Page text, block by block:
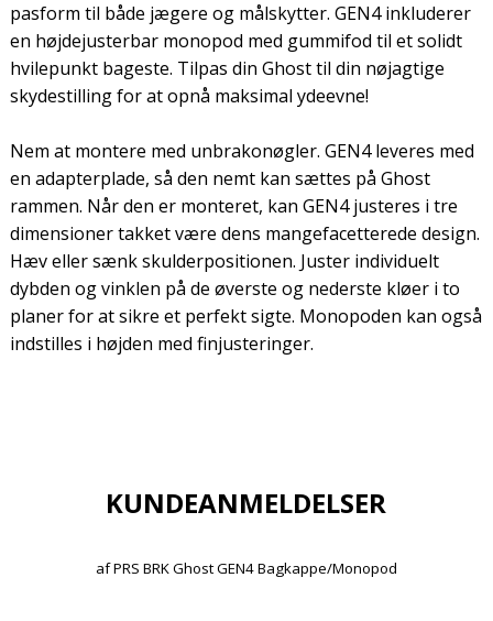
pasform til både jægere og målskytter. GEN4 inkluderer
en højdejusterbar monopod med gummifod til et solidt
hvilepunkt bageste. Tilpas din Ghost til din nøjagtige
skydestilling for at opnå maksimal ydeevne!
Nem at montere med unbrakonøgler. GEN4 leveres med
en adapterplade, så den nemt kan sættes på Ghost
rammen. Når den er monteret, kan GEN4 justeres i tre
dimensioner takket være dens mangefacetterede design.
Hæv eller sænk skulderpositionen. Juster individuelt
dybden og vinklen på de øverste og nederste kløer i to
planer for at sikre et perfekt sigte. Monopoden kan også
indstilles i højden med finjusteringer.
KUNDEANMELDELSER
afPRS BRK Ghost GEN4 Bagkappe/Monopod